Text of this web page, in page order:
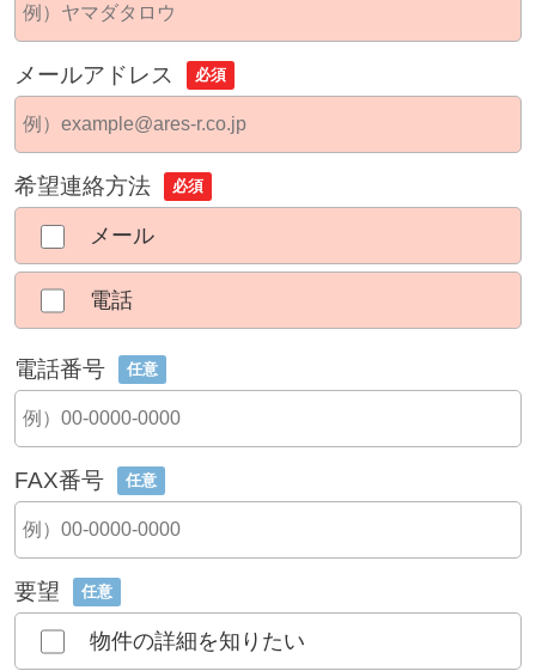
メールアドレス 必須
希望連絡方法 必須
メール
電話
電話番号 任意
FAX番号 任意
要望 任意
物件の詳細を知りたい